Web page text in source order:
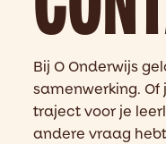
Bij O Onderwijs
samenwerking.
traject voor je
andere vraag